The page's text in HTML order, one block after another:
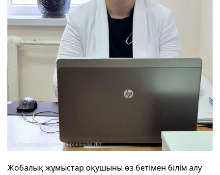
Жобалық жұмыстар оқушыны өз бетімен білім алу